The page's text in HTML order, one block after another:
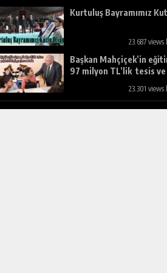
Kurtuluş Bayramımız
23.687
Başkan Mahçiçek’in
97 milyon TL’lik tesis
23.301